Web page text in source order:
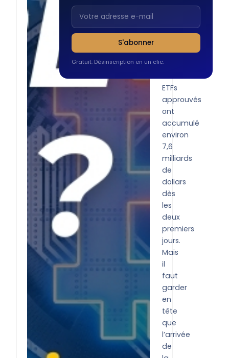
monnaies.
volumes
sur
les
11
ETFs
approuvés
ont
accumulé
environ
7,6
milliards
de
dollars
dès
les
deux
premiers
jours.
Mais
il
faut
garder
en
tête
que
l’arrivée
de
S'abonner
Gratuit. Désinscription en un clic.